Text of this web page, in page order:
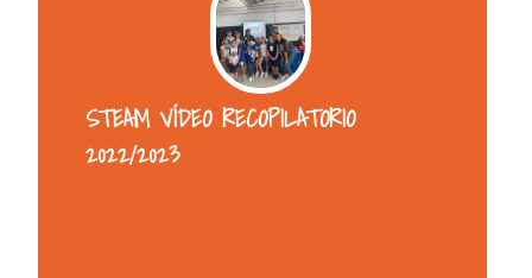
STEAM VÍDEO RECOPILATORIO
2022/2023